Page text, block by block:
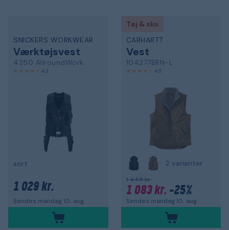
SNICKERS WORKWEAR
Værktøjsvest
4250 AllroundWork
4,3
sort
1 029 kr.
Sendes mandag 10. aug.
Tøj & sko
CARHARTT
Vest
104277BRN-L
4,5
2 varianter
1 445 kr.
1 083 kr. -25%
Sendes mandag 10. aug.